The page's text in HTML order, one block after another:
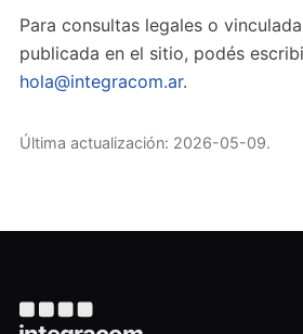
Para consultas legales o
publicada en el sitio, podés
hola@integracom.ar.
Última actualización: 2026-05-09.